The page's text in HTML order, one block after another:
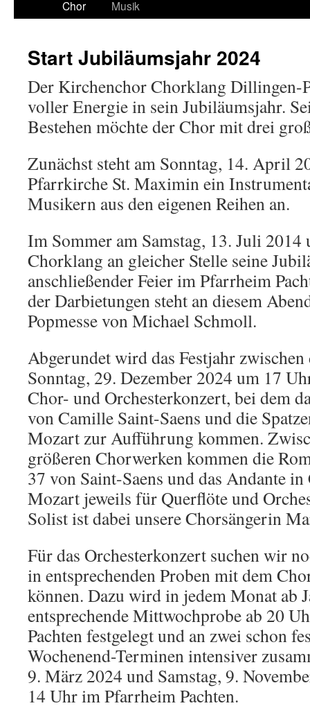
Chor
Musik
Start Jubiläumsjahr 2024
Der Kirchenchor Chorklang Dillingen-
voller Energie in sein Jubiläumsjahr.
Bestehen möchte der Chor mit drei
Zunächst steht am Sonntag, 14. April
Pfarrkirche St. Maximin ein
Musikern aus den eigenen Reihen an.
Im Sommer am Samstag, 13. Juli
Chorklang an gleicher Stelle seine
anschließender Feier im Pfarrheim
der Darbietungen steht an diesem
Popmesse von Michael Schmoll.
Abgerundet wird das Festjahr zwischen
Sonntag, 29. Dezember 2024 um 17
Chor- und Orchesterkonzert, bei dem
von Camille Saint-Saens und die
Mozart zur Aufführung kommen.
größeren Chorwerken kommen die
37 von Saint-Saens und das Andante
Mozart jeweils für Querflöte und
Solist ist dabei unsere Chorsängerin
Für das Orchesterkonzert suchen wir
in entsprechenden Proben mit dem
können. Dazu wird in jedem Monat ab
entsprechende Mittwochprobe ab 20
Pachten festgelegt und an zwei schon
Wochenend-Terminen intensiver
9. März 2024 und Samstag, 9.
14 Uhr im Pfarrheim Pachten.